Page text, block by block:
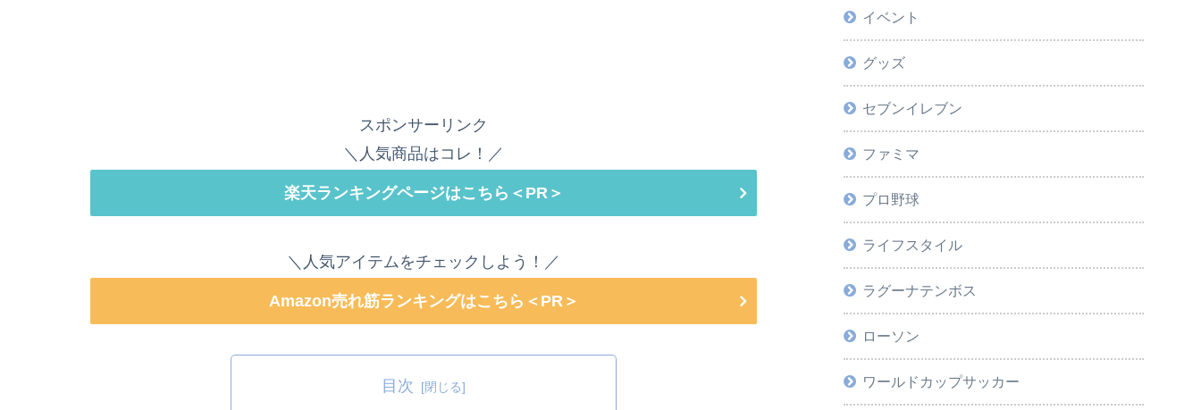
スポンサーリンク
＼人気商品はコレ！／
楽天ランキングページはこちら＜PR＞
＼人気アイテムをチェックしよう！／
Amazon売れ筋ランキングはこちら＜PR＞
目次
イベント
グッズ
セブンイレブン
ファミマ
プロ野球
ライフスタイル
ラグーナテンボス
ローソン
ワールドカップサッカー